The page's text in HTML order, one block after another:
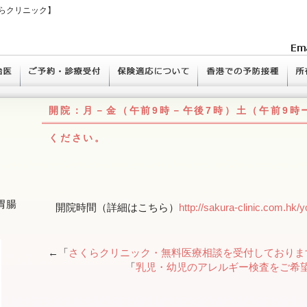
クリニック】
開院：月－金（午前9時－午後7時）土（午前9時
ください。
開院時間（詳細はこちら） http://sakura-clinic.com.hk/
←「さくらクリニック・無料医療相談を受付しておりま
「乳児・幼児のアレルギー検査をご希
腸